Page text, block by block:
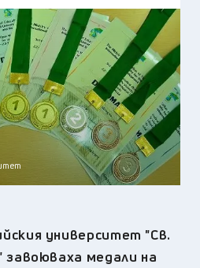
университет "Св.
медали на